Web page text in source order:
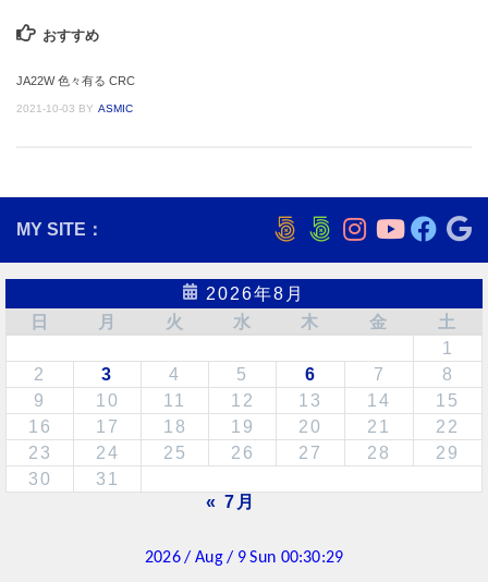
おすすめ
JA22W 色々有る CRC
2021-10-03 BY ASMIC
MY SITE：
2026年8月
日
月 火 水 木 金
土
1
2
3 4 5 6 7
8
9
10 11 12 13 14
15
16
17 18 19 20 21
22
23
24 25 26 27 28
29
30
31
« 7月